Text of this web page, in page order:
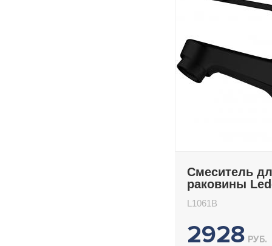
Смеситель
раковины
L1061B
2928 РУБ.